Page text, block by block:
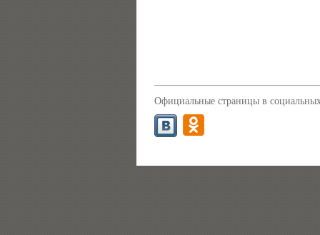
Официальные страницы в социальных